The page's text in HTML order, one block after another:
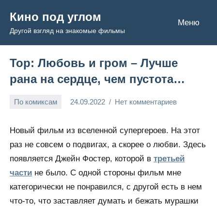
содержимому
Кино под углом
Другой взгляд на знакомые фильмы
Меню
Тор: Любовь и гром – Лучше
рана на сердце, чем пустота…
По комиксам 24.09.2022 Нет комментариев
Новый фильм из вселенной супергероев. На этот
раз не совсем о подвигах, а скорее о любви. Здесь
появляется Джейн Фостер, которой в третьей
части не было. С одной стороны фильм мне
категорически не понравился, с другой есть в нем
что-то, что заставляет думать и бежать мурашки